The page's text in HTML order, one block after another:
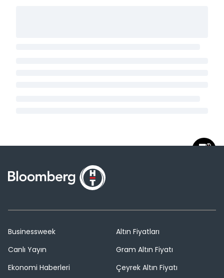
Businessweek
Canlı Yayın
Ekonomi Haberleri
Altın Fiyatları
Gram Altın Fiyatı
Çeyrek Altın Fiyatı